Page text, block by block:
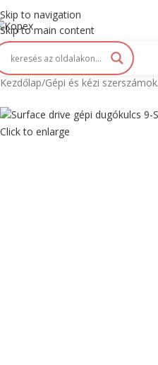
Skip to navigation
Skip to main content
Kezdőlap Gépi és kézi szerszámok
Click to enlarge